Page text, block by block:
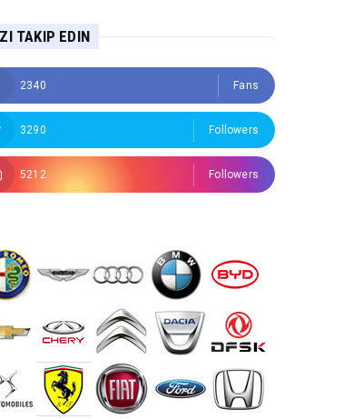
TAKIP EDIN
2340 Fans
3290 Followers
5212 Followers